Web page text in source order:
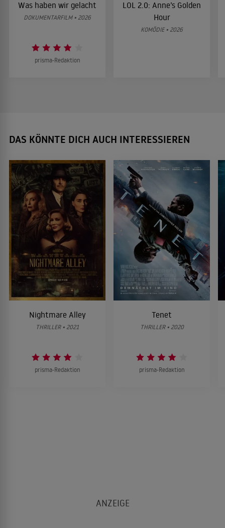
Was haben wir gelacht
DOKUMENTARFILM • 2026
prisma-Redaktion
LOL 2.0: Anne’s Golden
Hour
KOMÖDIE • 2026
DAS KÖNNTE DICH AUCH INTERESSIEREN
Nightmare Alley
THRILLER • 2021
prisma-Redaktion
Tenet
THRILLER • 2020
prisma-Redaktion